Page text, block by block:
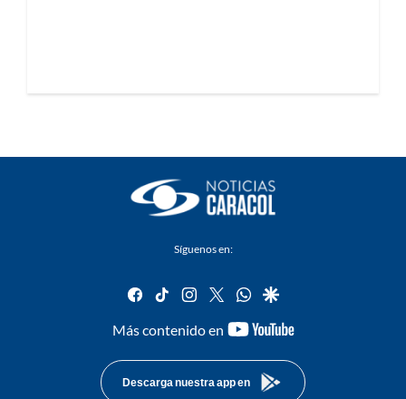
Síguenos en:
facebook
tiktok instagram
twitterwhatsapp
google
Más contenido en
youtube-
Descarga nuestra app en